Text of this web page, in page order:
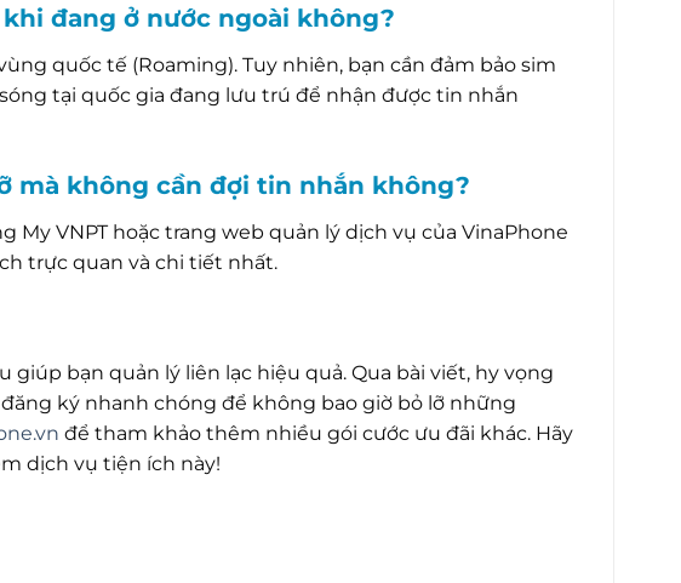
đang ở nước ngoài không?
quốc tế (Roaming). Tuy nhiên, bạn cần đảm bảo sim
tại quốc gia đang lưu trú để nhận được tin nhắn
mà không cần đợi tin nhắn không?
My VNPT hoặc trang web quản lý dịch vụ của VinaPhone
trực quan và chi tiết nhất.
bạn quản lý liên lạc hiệu quả. Qua bài viết, hy vọng
ký nhanh chóng để không bao giờ bỏ lỡ những
để tham khảo thêm nhiều gói cước ưu đãi khác. Hãy
dịch vụ tiện ích này!